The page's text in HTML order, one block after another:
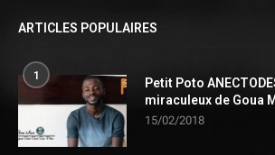
ARTICLES POPULAIRES
1
Petit Poto
miraculeux de Goua
15/02/2018